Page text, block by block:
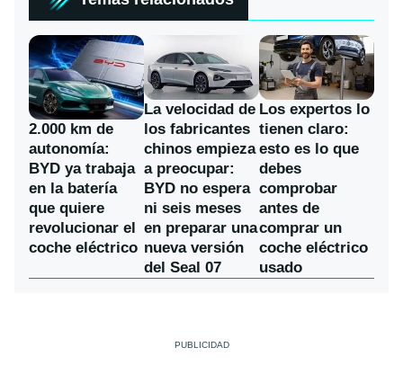
2.000 km de
autonomía:
BYD ya trabaja
en la batería
que quiere
revolucionar el
coche eléctrico
La velocidad de
los fabricantes
chinos empieza
a preocupar:
BYD no espera
ni seis meses
en preparar una
nueva versión
del Seal 07
Los expertos lo
tienen claro:
esto es lo que
debes
comprobar
antes de
comprar un
coche eléctrico
usado